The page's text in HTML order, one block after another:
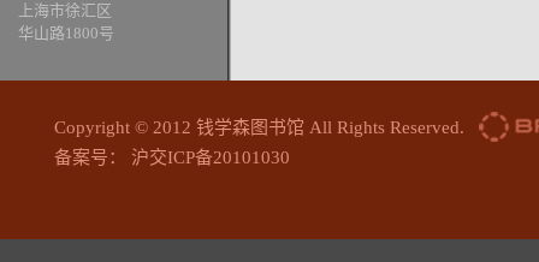
上海市徐汇区
华山路1800号
Copyright © 2012 钱学森图书馆 All Rights Reserved.
备案号： 沪交ICP备20101030